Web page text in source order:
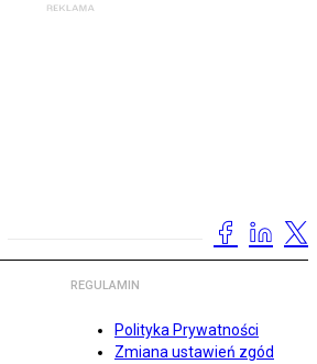
REGULAMIN
Polityka Prywatności
Zmiana ustawień zgód